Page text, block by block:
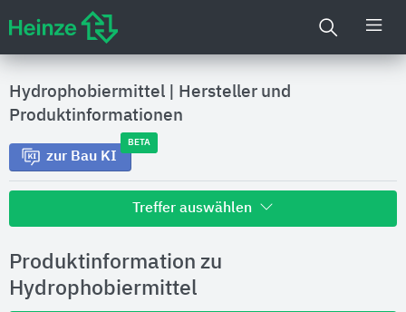
Hydrophobiermittel
Hersteller und
Produktinformationen
zur Bau KI
BETA
Treffer auswählen
Hersteller
Produktinformation zu
Hydrophobiermittel